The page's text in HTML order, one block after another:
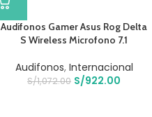
Audifonos Gamer Asus Rog Delta
S Wireless Microfono 7.1
Audifonos, Internacional
S/1,072.00 S/922.00